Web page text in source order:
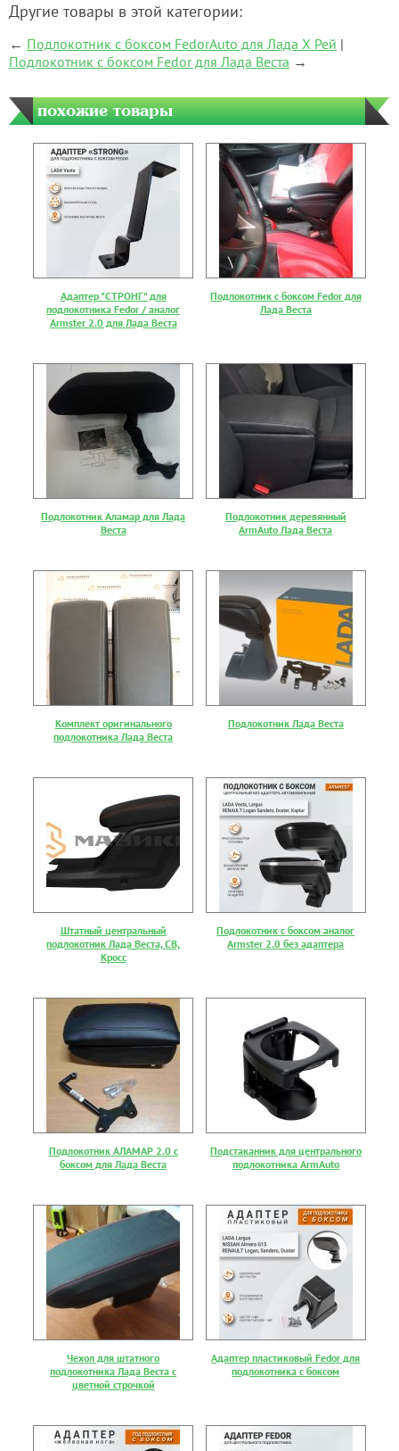
Другие товары в этой категории:
← Подлокотник с боксом FedorAuto для Лада Х Рей |
Подлокотник с боксом Fedor для Лада Веста →
похожие товары
Адаптер "СТРОНГ" для
подлокотника Fedor / аналог
Armster 2.0 для Лада Веста
Подлокотник с боксом Fedor для
Лада Веста
Подлокотник Аламар для Лада
Веста
Подлокотник деревянный
ArmAuto Лада Веста
Комплект оригинального
подлокотника Лада Веста
Подлокотник Лада Веста
Штатный центральный
подлокотник Лада Веста, СВ,
Кросс
Подлокотник с боксом аналог
Armster 2.0 без адаптера
Подлокотник АЛАМАР 2.0 с
боксом для Лада Веста
Подстаканник для центрального
подлокотника ArmAuto
Чехол для штатного
подлокотника Лада Веста с
цветной строчкой
Адаптер пластиковый Fedor для
подлокотника с боксом